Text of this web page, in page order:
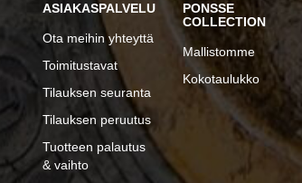
ASIAKASPALVELU
Ota meihin yhteyttä
Toimitustavat
Tilauksen seuranta
Tilauksen peruutus
Tuotteen palautus
& vaihto
PONSSE
COLLECTION
Mallistomme
Kokotaulukko